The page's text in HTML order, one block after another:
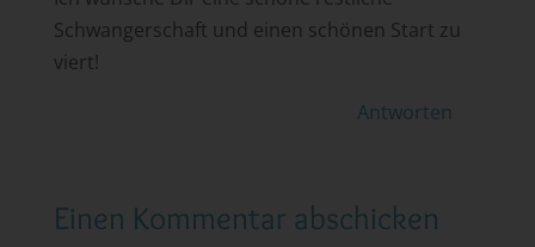
Schwangerschaft und einen schönen Start zu
viert!
Antworten
Einen Kommentar abschicken